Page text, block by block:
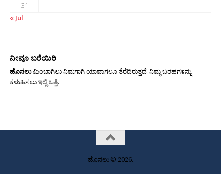
31
« Jul
ನೀವೂ ಬರೆಯಿರಿ
ಹೊನಲುಮಿಂಬಾಗಿಲು ನಿಮಗಾಗಿ ಯಾವಾಗಲೂ ತೆರೆದಿರುತ್ತದೆ. ನಿಮ್ಮ ಬರಹಗಳನ್ನು
ಕಳುಹಿಸಲುಇಲ್ಲಿ ಒತ್ತಿ.
ಹೊನಲು © 2026.